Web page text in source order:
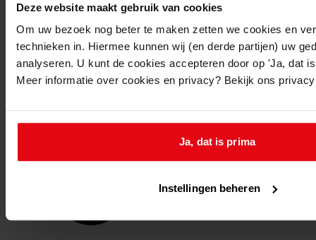
Deze website maakt gebruik van cookies
Om uw bezoek nog beter te maken zetten we cookies en
technieken in. Hiermee kunnen wij (en derde partijen) uw
analyseren. U kunt de cookies accepteren door op 'Ja, dat
Meer informatie over cookies en privacy? Bekijk ons
Ja, dat is prima
Instellingen beheren